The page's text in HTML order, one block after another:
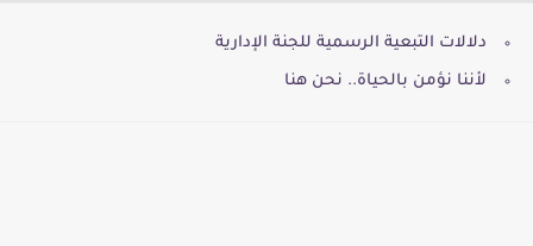
دلالات التبعية الرسمية للجنة الإدارية
لأننا نؤمن بالحياة.. نحن هنا